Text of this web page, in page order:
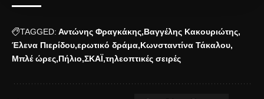
TAGGED: Αντώνης Φραγκάκης Βαγγέλης Κακουριώτης
Έλενα Πιερίδου ερωτικό δράμα Κωνσταντίνα Τάκαλου
Μπλέ ώρες Πήλιο ΣΚΑΪ τηλεοπτικές σειρές